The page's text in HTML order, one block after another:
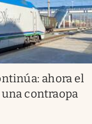
ahora el
contraopa